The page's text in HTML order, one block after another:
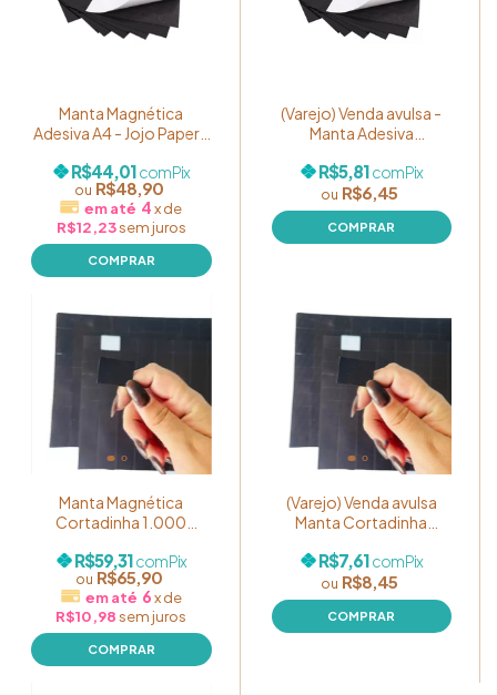
Manta Magnética
Adesiva A4 - Jojo Paper -
R$48,90
R$44,01comPix
4xde
R$12,23sem juros
(Varejo) Venda avulsa -
Manta Adesiva
R$6,45
R$5,81comPix
Manta Magnética
Cortadinha 1.000
R$65,90
R$59,31comPix
6xde
R$10,98sem juros
(Varejo) Venda avulsa
Manta Cortadinha
2,8x2cm UNIDADE
R$8,45
R$7,61comPix